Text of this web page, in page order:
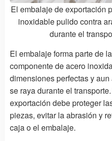
El embalaje de exportación
inoxidable pulido contra
durante el
El embalaje forma parte de
componente de acero
dimensiones perfectas y
se raya durante el
exportación debe proteger
piezas, evitar la abrasión y
caja o el embalaje.